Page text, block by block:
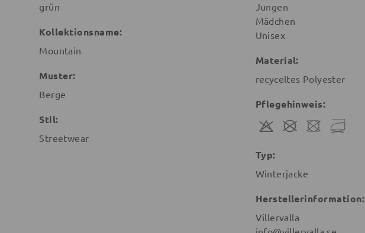
grün
Kollektionsname:
Mountain
Muster:
Berge
Stil:
Streetwear
Jungen
Mädchen
Unisex
Material:
recyceltes Polyester
Pflegehinweis:
Typ:
Winterjacke
Herstellerinformation:
Villervalla